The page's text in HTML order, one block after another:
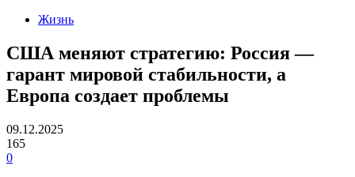
Жизнь
США меняют стратегию: Россия —
гарант мировой стабильности, а
Европа создает проблемы
09.12.2025
165
0